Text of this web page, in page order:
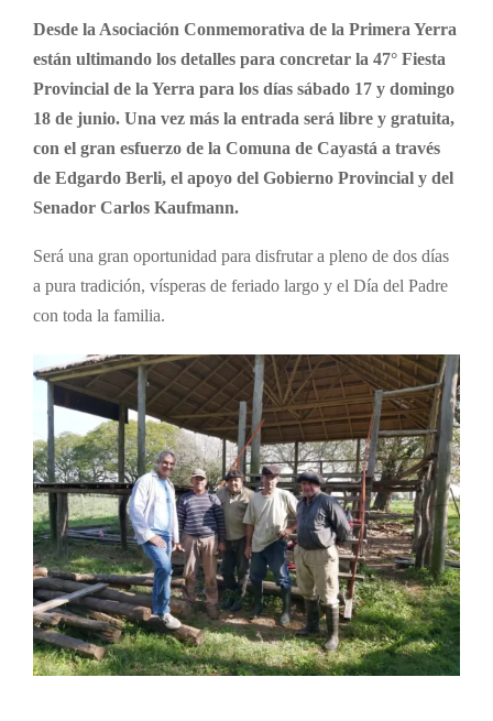
Desde la Asociación Conmemorativa de la Primera Yerra
están ultimando los detalles para concretar la 47° Fiesta
Provincial de la Yerra para los días sábado 17 y domingo
18 de junio. Una vez más la entrada será libre y gratuita,
con el gran esfuerzo de la Comuna de Cayastá a través
de Edgardo Berli, el apoyo del Gobierno Provincial y del
Senador Carlos Kaufmann.
Será una gran oportunidad para disfrutar a pleno de dos días
a pura tradición, vísperas de feriado largo y el Día del Padre
con toda la familia.